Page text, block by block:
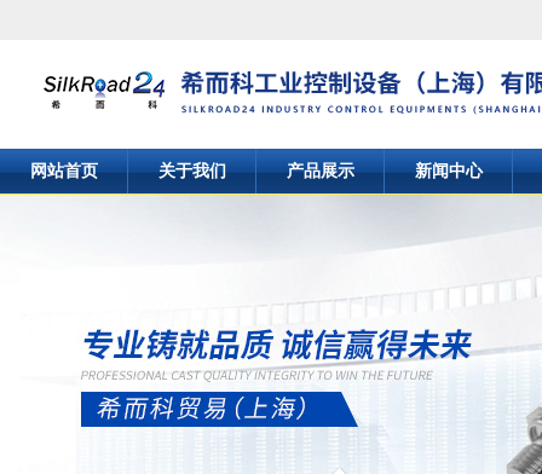
网站首页 关于我们 产品展示 新闻中心